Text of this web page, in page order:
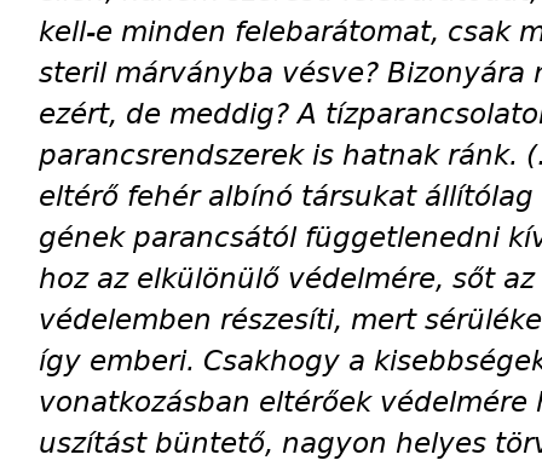
kell-e minden felebarátomat, csak
steril márványba vésve?
ezért, de meddig? A
parancsrendszerek is hatnak ránk.
eltérő fehér albínó társukat
gének parancsától függetlenedni
hoz az elkülönülő védelmére, sőt
védelemben részesíti, mert
így emberi. Csakhogy a
vonatkozásban eltérőek védelmére
uszítást büntető, nagyon helyes